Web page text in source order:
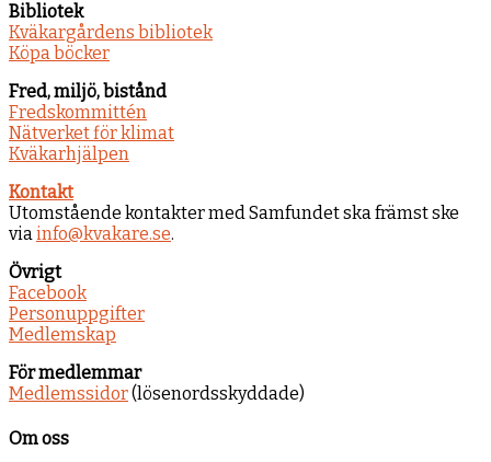
Bibliotek
Kväkargårdens bibliotek
Köpa böcker
Fred, miljö, bistånd
Fredskommittén
Nätverket för klimat
Kväkarhjälpen
Kontakt
Utomstående kontakter med Samfundet ska främst ske
viainfo@kvakare.se.
Övrigt
Facebook
Personuppgifter
Medlemskap
För medlemmar
Medlemssidor(lösenordsskyddade)
Om oss